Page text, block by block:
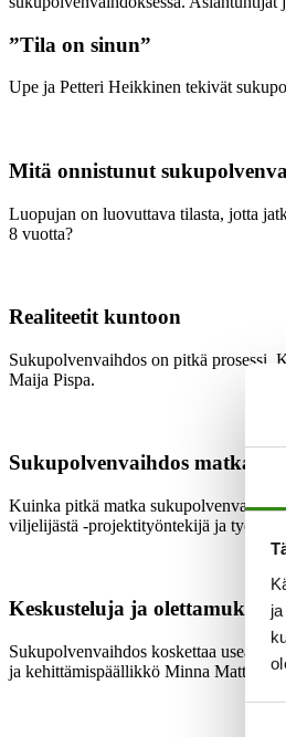
”Tila on sinun”
Upe ja Petteri Heikkinen tekivät
Mitä onnistunut
Luopujan on luovuttava tilasta, jotta
8 vuotta?
Realiteetit kuntoon
Sukupolvenvaihdos on pitkä prosessi.
Maija Pispa.
Sukupolvenvaihdos matkana
Kuinka pitkä matka
viljelijästä -projektityöntekijä ja
Keskusteluja ja olettamuksia
Sukupolvenvaihdos koskettaa useaa
ja kehittämispäällikkö Minna Mattila-